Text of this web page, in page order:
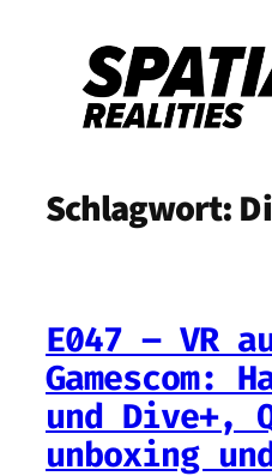
springen
Schlagwort:
E047 – VR
Gamescom:
und Dive+,
unboxing